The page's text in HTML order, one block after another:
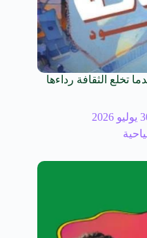
تخلع الثقافة رداءها
2026